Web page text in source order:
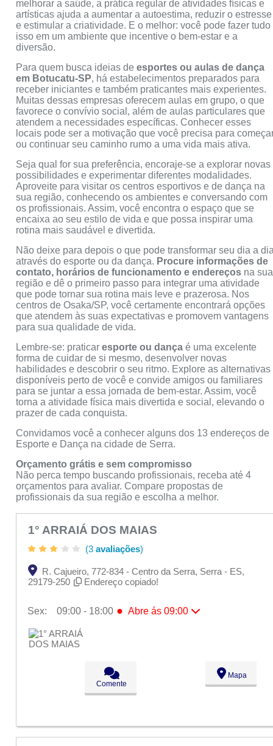
melhorar a saúde, a prática regular de atividades físicas e
artísticas ajuda a aumentar a autoestima, reduzir o estresse
e estimular a criatividade. E o melhor: você pode fazer tudo
isso em um ambiente que incentive o bem-estar e a
diversão.
Para quem busca ideias deesportes ou aulas de dança
em Botucatu-SP, há estabelecimentos preparados para
receber iniciantes e também praticantes mais experientes.
Muitas dessas empresas oferecem aulas em grupo, o que
favorece o convívio social, além de aulas particulares que
atendem a necessidades específicas. Conhecer esses
locais pode ser a motivação que você precisa para
ou continuar seu caminho rumo a uma vida mais ativa.
Seja qual for sua preferência, encoraje-se a explorar novas
possibilidades e experimentar diferentes modalidades.
Aproveite para visitar os centros esportivos e de dança na
sua região, conhecendo os ambientes e conversando com
os profissionais. Assim, você encontra o espaço que se
encaixa ao seu estilo de vida e que possa inspirar uma
rotina mais saudável e divertida.
Não deixe para depois o que pode transformar seu dia a
através do esporte ou da dança. Procure informações de
contato, horários de funcionamento e endereços na sua
região e dê o primeiro passo para integrar uma atividade
que pode tornar sua rotina mais leve e prazerosa. Nos
centros de Osaka/SP, você certamente encontrará opções
que atendem às suas expectativas e promovem vantagens
para sua qualidade de vida.
Lembre-se: praticaresporte ou dança é uma excelente
forma de cuidar de si mesmo, desenvolver novas
habilidades e descobrir o seu ritmo. Explore as alternativas
disponíveis perto de você e convide amigos ou familiares
para se juntar a essa jornada de bem-estar. Assim, você
torna a atividade física mais divertida e social, elevando o
prazer de cada conquista.
Convidamos você a conhecer alguns dos 13 endereços de
Esporte e Dança na cidade de Serra.
Orçamento grátis e sem compromisso
Não perca tempo buscando profissionais, receba até 4
orçamentos para avaliar. Compare propostas de
profissionais da sua região e escolha a melhor.
1° ARRAIÁ DOS MAIAS
(3 avaliações)
R. Cajueiro, 772-834 - Centro da Serra, Serra - ES,
29179-250
Endereço copiado!
Sex: 09:00 - 18:00 ● Abre ás 09:00
Seg:
09:00 - 18:00
Ter:
09:00 - 18:00
Qua:
09:00 - 18:00
09:00 - 18:00
Fechado
Fechado
Comente
Mapa